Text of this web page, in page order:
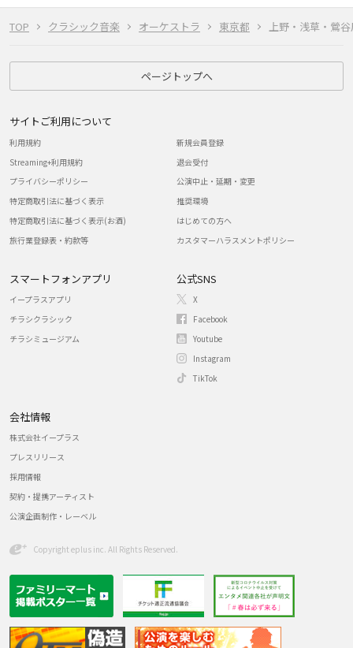
TOP クラシック音楽 オーケストラ 東京都 上野・浅草・鶯
ページトップへ
サイトご利用について
利用規約
Streaming+利用規約
プライバシーポリシー
特定商取引法に基づく表示
特定商取引法に基づく表示(お酒)
旅行業登録表・約款等
新規会員登録
退会受付
公演中止・延期・変更
推奨環境
はじめての方へ
カスタマーハラスメントポリシー
スマートフォンアプリ
イープラスアプリ
チラシクラシック
チラシミュージアム
公式SNS
X
Facebook
Youtube
Instagram
TikTok
会社情報
株式会社イープラス
プレスリリース
採用情報
契約・提携アーティスト
公演企画制作・レーベル
Copyright eplus inc. All Rights Reserved.